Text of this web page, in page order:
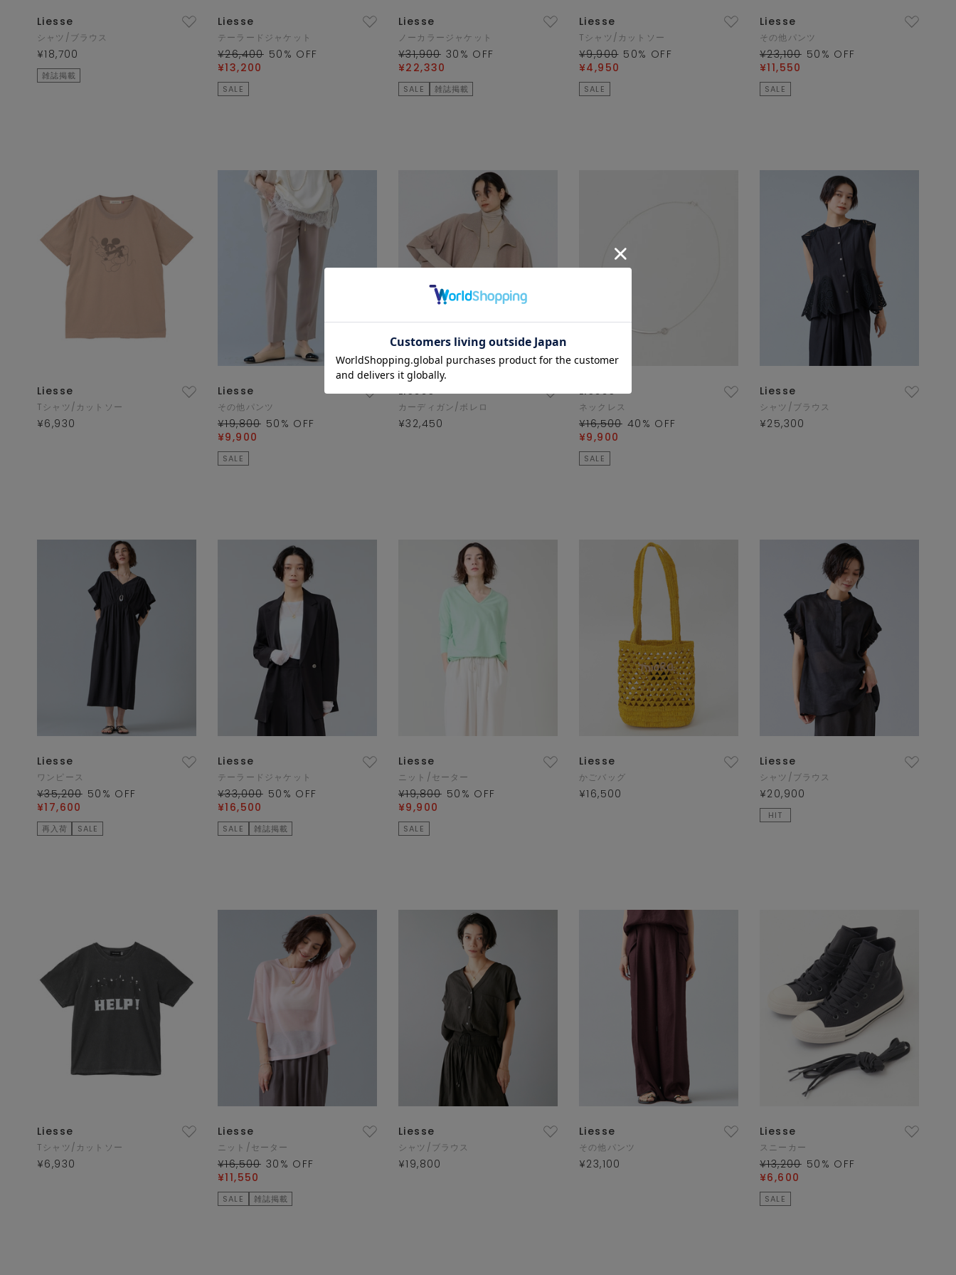
Liesse
シャツ/ブラウス
¥18,700
雑誌掲載
Liesse
テーラードジャケット
¥26,400 50 % OFF
¥13,200
SALE
Liesse
ノーカラージャケット
¥31,900 30 % OFF
¥22,330
SALE 雑誌掲載
Liesse
Tシャツ/カットソー
¥9,900 50% OFF
¥4,950
SALE
Liesse
その他パンツ
¥23,100 50 % OFF
¥11,550
SALE
Liesse
Tシャツ/カットソー
¥6,930
Liesse
その他パンツ
¥19,800 50 % OFF
¥9,900
SALE
Liesse
カーディガン/ボレロ
¥32,450
Liesse
ネックレス
¥16,500 40 % OFF
¥9,900
SALE
Liesse
シャツ/ブラウス
¥25,300
Liesse
ワンピース
¥35,200 50 % OFF
¥17,600
再入荷 SALE
Liesse
テーラードジャケット
¥33,000 50 % OFF
¥16,500
SALE 雑誌掲載
Liesse
ニット/セーター
¥19,800 50 % OFF
¥9,900
SALE
Liesse
かごバッグ
¥16,500
Liesse
シャツ/ブラウス
¥20,900
HIT
Liesse
Tシャツ/カットソー
¥6,930
Liesse
ニット/セーター
¥16,500 30 % OFF
¥11,550
SALE 雑誌掲載
Liesse
シャツ/ブラウス
¥19,800
Liesse
その他パンツ
¥23,100
Liesse
スニーカー
¥13,200 50 % OFF
¥6,600
SALE